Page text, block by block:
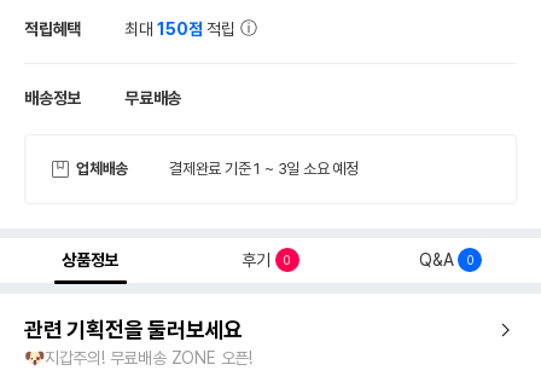
적립혜택 최대150점 적립
배송정보 무료배송
업체배송 결제완료 기준 1 ~ 3일 소요 예정
상품정보 후기 0 Q&A 0
관련 기획전을 둘러보세요
🐶지갑주의! 무료배송 ZONE 오픈!